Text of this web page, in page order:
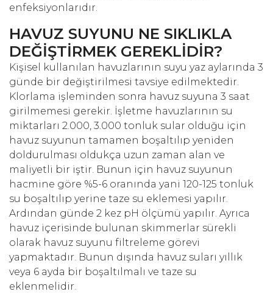
enfeksiyonlarıdır.
HAVUZ SUYUNU NE SIKLIKLA
DEĞİŞTİRMEK GEREKLİDİR?
Kişisel kullanılan havuzlarının suyu yaz aylarında 3
günde bir değiştirilmesi tavsiye edilmektedir.
Klorlama işleminden sonra havuz suyuna 3 saat
girilmemesi gerekir. İşletme havuzlarının su
miktarları 2.000, 3.000 tonluk sular olduğu için
havuz suyunun tamamen boşaltılıp yeniden
doldurulması oldukça uzun zaman alan ve
maliyetli bir iştir. Bunun için havuz suyunun
hacmine göre %5-6 oranında yani 120-125 tonluk
su boşaltılıp yerine taze su eklemesi yapılır.
Ardından günde 2 kez pH ölçümü yapılır. Ayrıca
havuz içerisinde bulunan skimmerlar sürekli
olarak havuz suyunu filtreleme görevi
yapmaktadır. Bunun dışında havuz suları yıllık
veya 6 ayda bir boşaltılmalı ve taze su
eklenmelidir.